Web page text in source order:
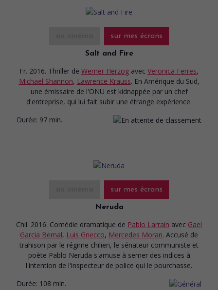
sur mes écrans
Salt and Fire
Fr. 2016. Thriller de Werner Herzog avec Veronica Ferres,
Michael Shannon, Lawrence Krauss. En Amérique du Sud,
une émissaire de l'ONU est kidnappée par un chef
d'entreprise, qui lui fait subir une étrange expérience.
Durée: 97 min.
sur mes écrans
Neruda
Chil. 2016. Comédie dramatique de Pablo Larrain avec Gael
Garcia Bernal, Luis Gnecco, Mercedes Moran. Accusé de
trahison par le régime chilien, le sénateur communiste et
poète Pablo Neruda s'amuse à semer des indices à
l'intention de l'inspecteur de police qui le pourchasse.
Durée: 108 min.